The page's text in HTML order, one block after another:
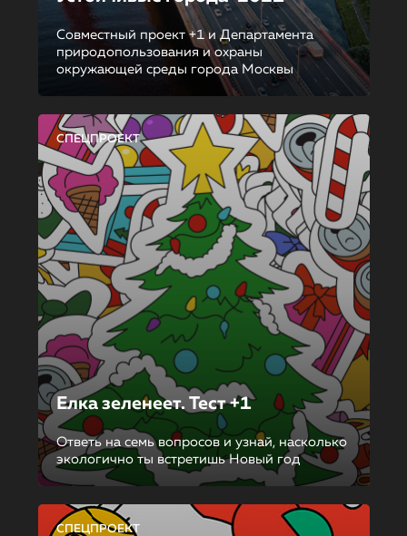
Совместный проект +1 и Департамента
природопользования и охраны
окружающей среды города Москвы
СПЕЦПРОЕКТ
Елка зеленеет. Тест +1
Ответь на семь вопросов и узнай, насколько
экологично ты встретишь Новый год
СПЕЦПРОЕКТ